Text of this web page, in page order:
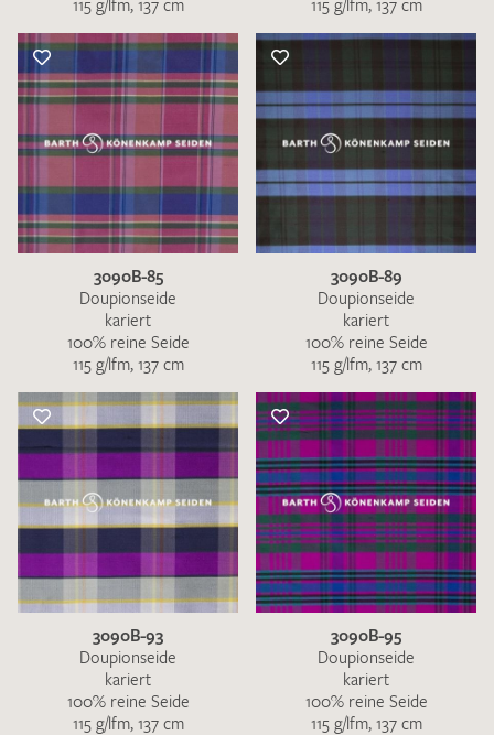
115 g/lfm, 137 cm 115 g/lfm, 137 cm
3090B-85
Doupionseide
kariert
100% reine Seide
115 g/lfm, 137 cm
3090B-89
Doupionseide
kariert
100% reine Seide
115 g/lfm, 137 cm
3090B-93
Doupionseide
kariert
100% reine Seide
115 g/lfm, 137 cm
3090B-95
Doupionseide
kariert
100% reine Seide
115 g/lfm, 137 cm